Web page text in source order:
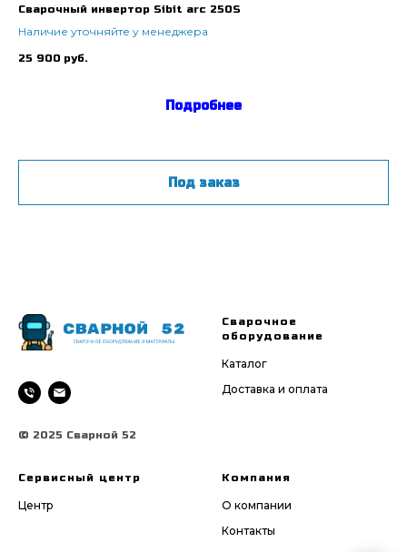
Сварочный инвертор Sibit arc 250S
Наличие уточняйте у менеджера
25 900 руб.
Подробнее
Под заказ
© 2025 Сварной 52
Сварочное
оборудование
Каталог
Доставка и оплата
Сервисный центр
Центр
Компания
О компании
Контакты